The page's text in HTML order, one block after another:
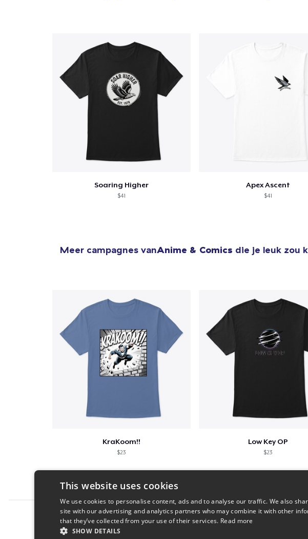
Soaring Higher
$41
Apex Ascent
$41
Meer campagnes vanAnime & Comics die je leuk zou
KraKoom!!
$23
Low Key OP
$23
Report this product
This website uses cookies
We use cookies to personalise content, ads and to analyse our traffic. We also
site with our advertising and analytics partners who may combine it with other
that they’ve collected from your use of their services. Read more
SHOW DETAILS